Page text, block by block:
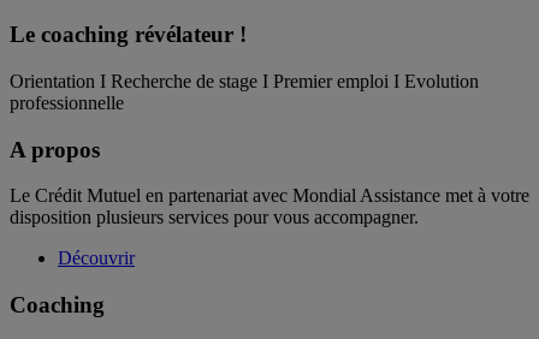
Le coaching révélateur !
Orientation I Recherche de stage I Premier emploi I Evolution
professionnelle
A propos
Le Crédit Mutuel en partenariat avec Mondial Assistance met à votre
disposition plusieurs services pour vous accompagner.
Découvrir
Coaching